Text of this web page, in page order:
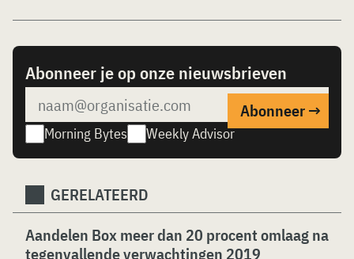
Abonneer je op onze nieuwsbrieven
Morning Bytes Weekly Advisor
GERELATEERD
Aandelen Box meer dan 20 procent omlaag na
tegenvallende verwachtingen 2019